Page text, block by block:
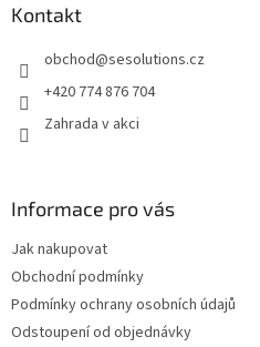
Kontakt
obchod@sesolutions.cz
+420 774 876 704
Zahrada v akci
Informace pro vás
Jak nakupovat
Obchodní podmínky
Podmínky ochrany osobních údajů
Odstoupení od objednávky